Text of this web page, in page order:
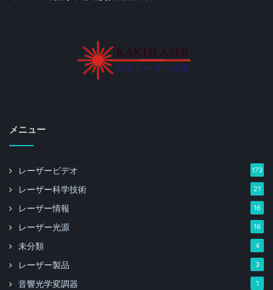
メニュー
レーザービデオ 173
レーザー科学技術 21
レーザー情報 16
レーザー光源 16
未分類 4
レーザー製品 3
音響光学変調器 1